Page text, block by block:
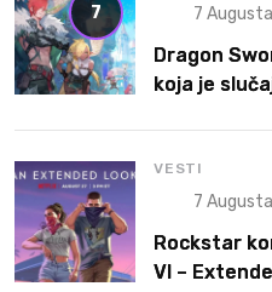
7 7
Dragon
koja je
VESTI
7
Rockstar
VI –